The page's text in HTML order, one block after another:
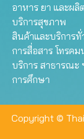
อาหาร ยา และผ
บริการสุขภาพ
สินค้าและบริการทั่
การสื่อสาร โทรค
บริการ สาธารณะ
การศึกษา
Copyright ©